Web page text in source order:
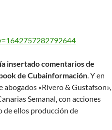
insertado comentarios de
de Cubainformación. Y en
abogados «Rivero & Gustafson»,
Semanal, con acciones
de ellos producción de